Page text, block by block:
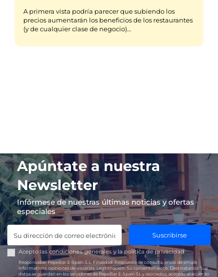
A primera vista podría parecer que subiendo los
precios aumentarán los beneficios de los restaurantes
(y de cualquier clase de negocio)…
Apúntate a nuestra
Newsletter
Infórmese de nuestras últimas noticias y ofertas
especiales
Suscribirse
Acepto las condiciones generales y lapolítica de privacidad
Responsable:PepeBar E-Spain S.L. Finalidad: Respuesta de consulta, envío de emails
informativos, opiniones de usuarios. Legitimación: Su consentimiento. Destinatarios:Sus
datos se guardan en los servidores de PepeBar E-Spain SL y asociados, acogido al acuerdo